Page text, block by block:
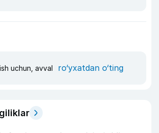
uchun, avval ro‘yxatdan o‘ting